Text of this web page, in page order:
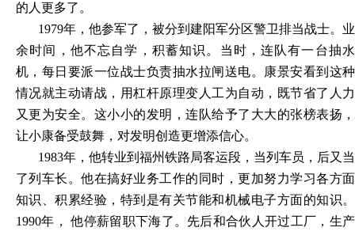
的人更多了。
1979年，他参军了，被分到建阳军分区警卫排当战士。业
余时间，他不忘自学，积蓄知识。当时，连队有一台抽水
机，每日要派一位战士负责抽水拉闸送电。康景安看到这种
情况就主动请战，用杠杆原理变人工为自动，既节省了人力
又更为安全。这小小的发明，连队给予了大大的张榜表扬，
让小康备受鼓舞，对发明创造更增添信心。
1983年，他转业到福州铁路局客运段，当列车员，后又当
了列车长。他在搞好业务工作的同时，更加努力学习各方面
知识、积累经验，特到是有关节能和机械电子方面的知识。
1990年， 他停薪留职下海了。先后和合伙人开过工厂，生产